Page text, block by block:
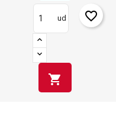
ud
shopping_cart
favorite_border